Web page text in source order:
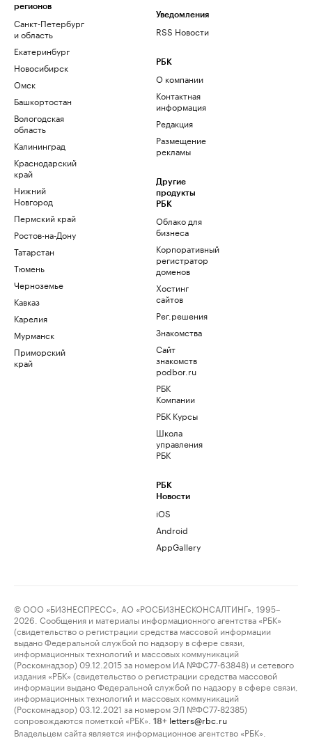
регионов
Санкт-Петербург
и область
Екатеринбург
Новосибирск
Омск
Башкортостан
Вологодская
область
Калининград
Краснодарский
край
Нижний
Новгород
Пермский край
Ростов-на-Дону
Татарстан
Тюмень
Черноземье
Кавказ
Карелия
Мурманск
Приморский
край
Уведомления
RSS Новости
РБК
О компании
Контактная
информация
Редакция
Размещение
рекламы
Другие
продукты
РБК
Облако для
бизнеса
Корпоративный
регистратор
доменов
Хостинг
сайтов
Рег.решения
Знакомства
Сайт
знакомств
podbor.ru
РБК
Компании
РБК Курсы
Школа
управления
РБК
РБК
Новости
iOS
Android
AppGallery
© ООО «БИЗНЕСПРЕСС», АО «РОСБИЗНЕСКОНСАЛТИНГ», 1995–
2026. Сообщения и материалы информационного агентства «РБК»
(свидетельство о регистрации средства массовой информации
выдано Федеральной службой по надзору в сфере связи,
информационных технологий и массовых коммуникаций
(Роскомнадзор) 09.12.2015 за номером ИА №ФС77-63848) и сетевого
издания «РБК» (свидетельство о регистрации средства массовой
информации выдано Федеральной службой по надзору в сфере связи,
информационных технологий и массовых коммуникаций
(Роскомнадзор) 03.12.2021 за номером ЭЛ №ФС77-82385)
сопровождаются пометкой «РБК».
18+ letters@rbc.ru
Владельцем сайта является информационное агентство «РБК».